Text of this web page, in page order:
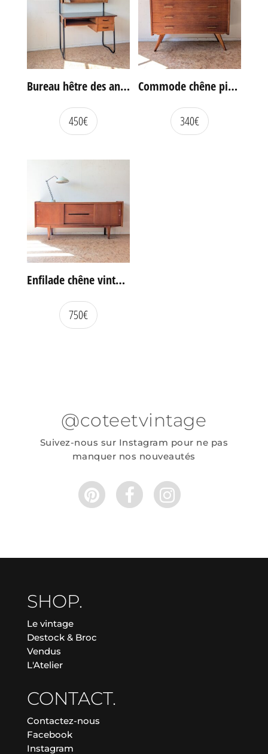
Bureau hêtre des années 60
450€
Commode chêne pieds compas vintage
340€
Enfilade chêne vintage portes coulissantes
750€
@coteetvintage
Suivez-nous sur Instagram pour ne pas
manquer nos nouveautés
SHOP.
Le vintage
Destock & Broc
Vendus
L'Atelier
CONTACT.
Contactez-nous
Facebook
Instagram